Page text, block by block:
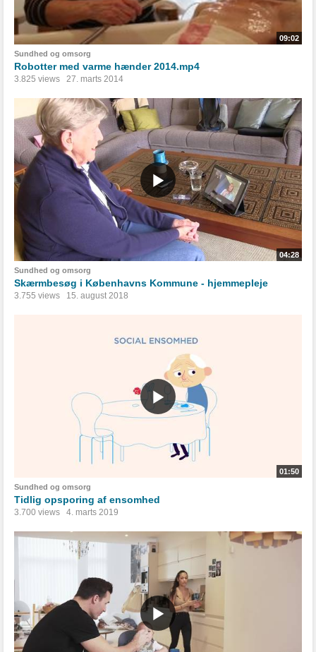
09:02
Sundhed og omsorg
Robotter med varme hænder 2014.mp4
3.825 views 27. marts 2014
04:28
Sundhed og omsorg
Skærmbesøg i Københavns Kommune - hjemmepleje
3.755 views 15. august 2018
01:50
Sundhed og omsorg
Tidlig opsporing af ensomhed
3.700 views 4. marts 2019